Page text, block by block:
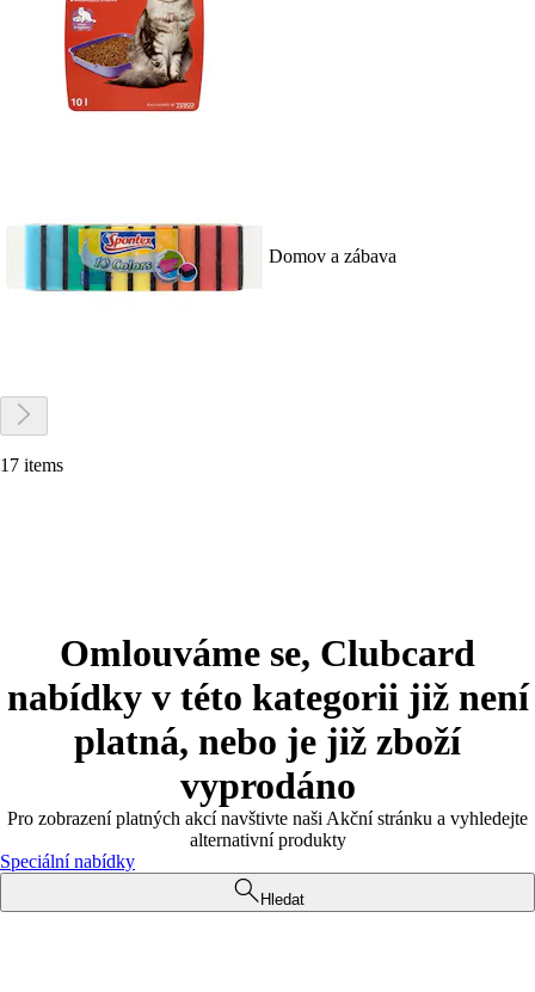
Domov a zábava
17 items
Omlouváme se, Clubcard
nabídky v této kategorii již není
platná, nebo je již zboží
vyprodáno
Pro zobrazení platných akcí navštivte naši Akční stránku a vyhledejte
alternativní produkty
Speciální nabídky
Hledat